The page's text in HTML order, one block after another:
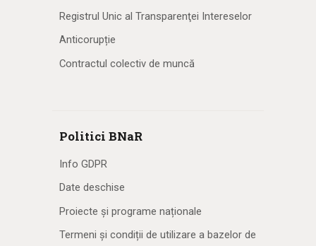
Registrul Unic al Transparenţei Intereselor
Anticorupție
Contractul colectiv de muncă
Politici BNaR
Info GDPR
Date deschise
Proiecte și programe naționale
Termeni și condiții de utilizare a bazelor de